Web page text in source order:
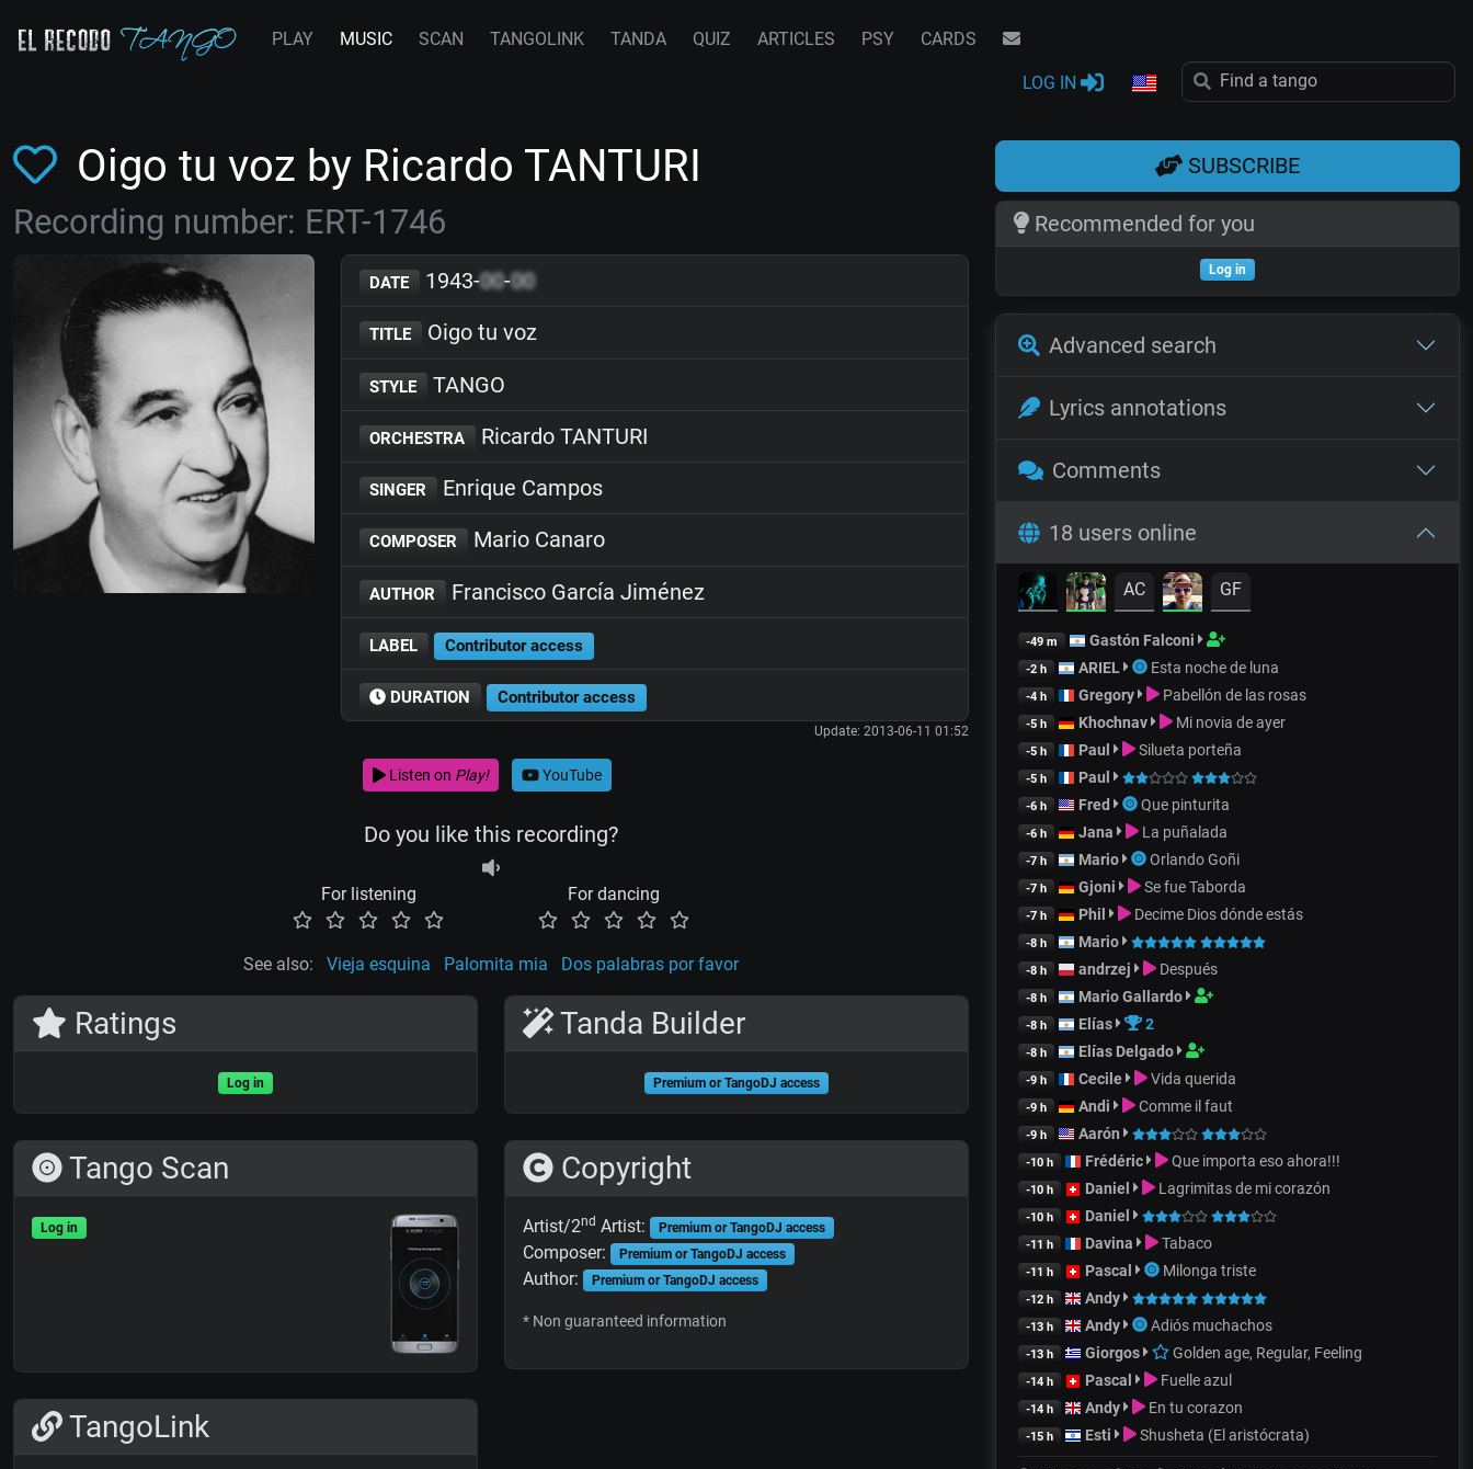
PLAY MUSIC SCAN TANGOLINK TANDA QUIZ ARTICLES PSY CARDS
LOG IN
Oigo tu voz by Ricardo TANTURI
Recording number: ERT-1746
DATE 1943-00-00
TITLE Oigo tu voz
STYLE TANGO
ORCHESTRA Ricardo TANTURI
SINGER Enrique Campos
COMPOSER Mario Canaro
AUTHOR Francisco García Jiménez
LABEL Contributor access
DURATION Contributor access
Update: 2013-06-11 01:52
Listen on Play! YouTube
Do you like this recording?
For listening For dancing
See also: Vieja esquina Palomita mia Dos palabras por favor
Ratings
Log in
Tango Scan
Log in
TangoLink
Tanda Builder
Premium or TangoDJ access
Copyright
Artist/2nd Artist: Premium or TangoDJ access
Composer: Premium or TangoDJ access
Author: Premium or TangoDJ access
* Non guaranteed information
SUBSCRIBE
Recommended for you
Log in
Advanced search
Lyrics annotations
Comments
18 users online
AC GF
-49 m Gastón Falconi
-2 h ARIEL Esta noche de luna
-4 h Gregory Pabellón de las rosas
-5 h Khochnav Mi novia de ayer
-5 h Paul Silueta porteña
-5 h Paul
-6 h Fred Que pinturita
-6 h Jana La puñalada
-7 h Mario Orlando Goñi
-7 h Gjoni Se fue Taborda
-7 h Phil Decime Dios dónde estás
-8 h Mario
-8 h andrzej Después
-8 h Mario Gallardo
-8 h Elías 2
-8 h Elías Delgado
-9 h Cecile Vida querida
-9 h Andi Comme il faut
-9 h Aarón
-10 h Frédéric Que importa eso ahora!!!
-10 h Daniel Lagrimitas de mi corazón
-10 h Daniel
-11 h Davina Tabaco
-11 h Pascal Milonga triste
-12 h Andy
-13 h Andy Adiós muchachos
-13 h Giorgos Golden age, Regular, Feeling
-14 h Pascal Fuelle azul
-14 h Andy En tu corazon
-15 h Esti Shusheta (El aristócrata)